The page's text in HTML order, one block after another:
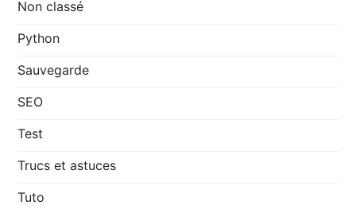
Non classé
Python
Sauvegarde
SEO
Test
Trucs et astuces
Tuto